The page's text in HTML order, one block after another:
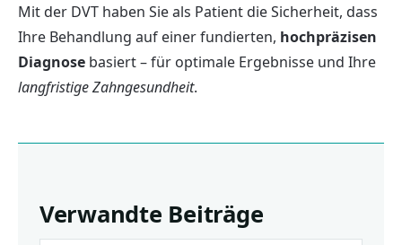
Mit der DVT haben Sie als Patient die Sicherheit, dass
Ihre Behandlung auf einer fundierten, hochpräzisen
Diagnose basiert – für optimale Ergebnisse und Ihre
langfristige Zahngesundheit.
Verwandte Beiträge